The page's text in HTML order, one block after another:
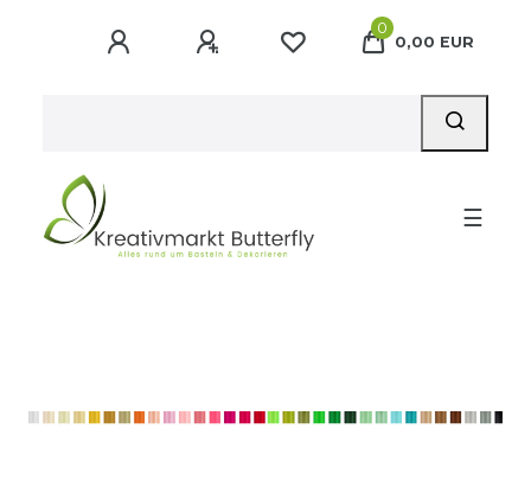
0
0,00 EUR
☰